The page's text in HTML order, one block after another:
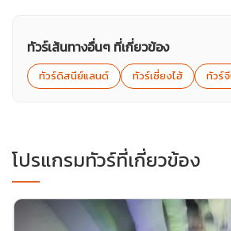
ทัวร์เส้นทางอื่นๆ ที่เกี่ยวข้อง
ทัวร์ดิสนีย์แลนด์ ทัวร์เซี่ยงไฮ้ ทัวร์
โปรแกรมทัวร์ที่เกี่ยวข้อง